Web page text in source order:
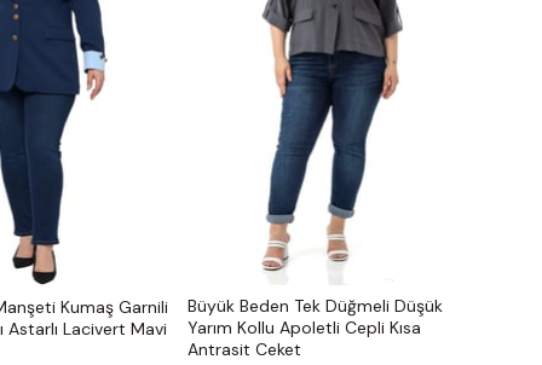
Kumaş Garnili
Astarlı Lacivert Mavi
Büyük Beden Tek Düğmeli Düşük
Yarım Kollu Apoletli Cepli Kısa
Antrasit Ceket